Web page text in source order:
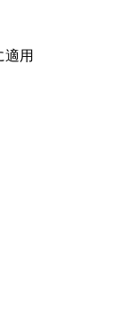
適用